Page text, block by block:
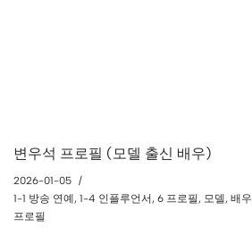
변우석 프로필 (모델 출신 배우)
2026-01-05
1-1 방송 연예, 1-4 인플루언서, 6 프로필, 모델, 배우
프로필